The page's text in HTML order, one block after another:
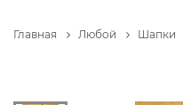
Главная Любой Шапки